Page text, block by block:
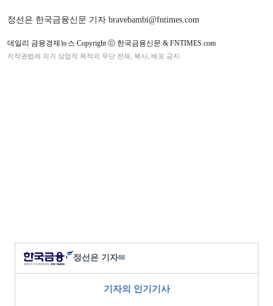
정선은 한국금융신문 기자 bravebambi@fntimes.com
데일리 금융경제뉴스 Copyright ⓒ 한국금융신문 & FNTIMES.com
저작권법에 의거 상업적 목적의 무단 전재, 복사, 배포 금지
정선은 기자✉
기자의 인기기사